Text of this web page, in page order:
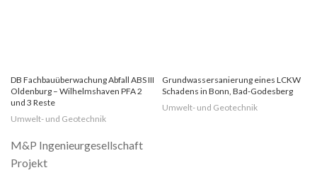
DB Fachbauüberwachung Abfall ABS III
Oldenburg – Wilhelmshaven PFA 2
und 3 Reste
Umwelt- und Geotechnik
Grundwassersanierung eines LCKW
Schadens in Bonn, Bad-Godesberg
Umwelt- und Geotechnik